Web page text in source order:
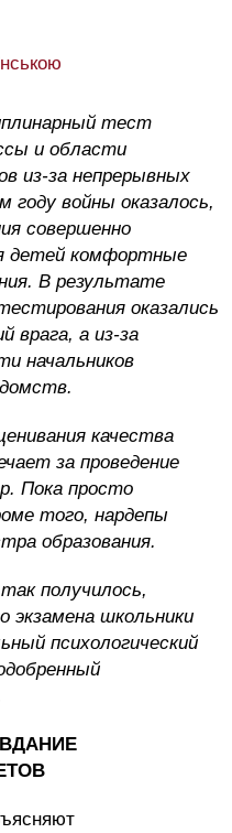
тест
и области
из-за непрерывных
войны оказалось,
совершенно
детей комфортные
В результате
оказались
врага, а из-за
начальников
качества
за проведение
Пока просто
того, нардепы
образования.
получилось,
экзамена школьники
психологический